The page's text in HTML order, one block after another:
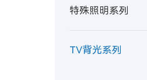
特殊照明系列
TV背光系列